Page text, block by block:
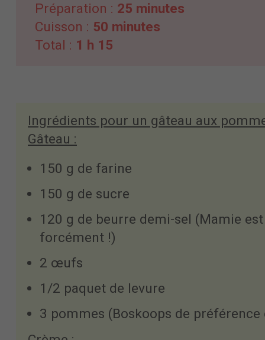
Préparation : 25 minutes
Cuisson : 50 minutes
Total : 1 h 15
Ingrédients pour un gâteau aux
Gâteau :
150 g de farine
150 g de sucre
120 g de beurre demi-sel (Mamie
forcément !)
2 œufs
1/2 paquet de levure
3 pommes (Boskoops de